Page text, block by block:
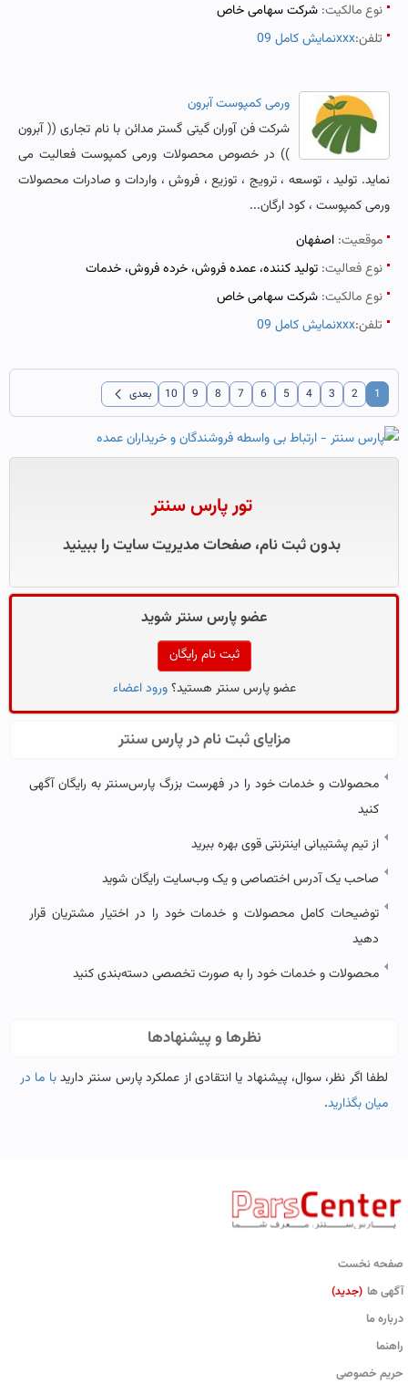
نوع مالکیت: شرکت سهامی خاص
تلفن:نمایش کامل 09xxx
ورمی کمپوست آبرون
شرکت فن آوران گیتی گستر مدائن با نام تجاری (( آبرون
)) در خصوص محصولات ورمی کمپوست فعالیت می
نماید. تولید ، توسعه ، ترویج ، توزیع ، فروش ، واردات و صادرات محصولات
ورمی کمپوست ، کود ارگان...
موقعیت: اصفهان
نوع فعالیت: تولید کننده، عمده فروش، خرده فروش، خدمات
نوع مالکیت: شرکت سهامی خاص
تلفن:نمایش کامل 09xxx
1
2
3
4
5
6
7
8
9
10 بعدی chevron_left
تور پارس سنتر
بدون ثبت نام، صفحات مدیریت سایت را ببینید
عضو پارس سنتر شوید
ثبت نام رایگان
عضو پارس سنتر هستید؟ورود اعضاء
مزایای ثبت نام در پارس سنتر
محصولات و خدمات خود را در فهرست بزرگ پارس‌سنتر به رایگان آگهی
کنید
از تیم پشتیبانی اینترنتی قوی بهره ببرید
صاحب یک آدرس اختصاصی و یک وب‌سایت رایگان شوید
توضیحات کامل محصولات و خدمات خود را در اختیار مشتریان قرار
دهید
محصولات و خدمات خود را به صورت تخصصی دسته‌بندی کنید
نظرها و پیشنهادها
لطفا اگر نظر، سوال، پیشنهاد یا انتقادی از عملکرد پارس سنتر داریدبا ما در
میان بگذارید.
صفحه نخست
آگهی ها (جدید)
درباره ما
راهنما
حریم خصوصی